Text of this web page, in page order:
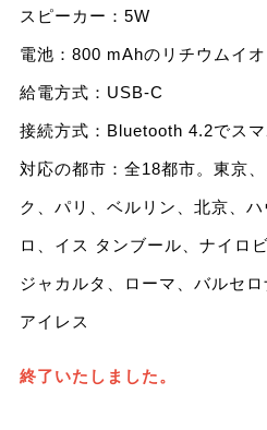
スピーカー：5W
電池：800 mAhのリチウムイ
給電方式：USB-C
接続方式：Bluetooth 4.2でス
対応の都市：全18都市。東京
ク、パリ、ベルリン、北京、
ロ、イス タンブール、ナイロ
ジャカルタ、ローマ、バルセ
アイレス
終了いたしました。